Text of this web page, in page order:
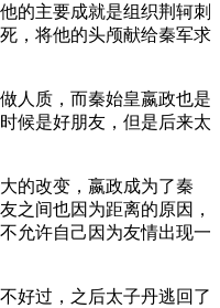
的主要成就是组织荆轲刺
，将他的头颅献给秦军求
人质，而秦始皇嬴政也是
候是好朋友，但是后来太
的改变，嬴政成为了秦
之间也因为距离的原因，
允许自己因为友情出现一
好过，之后太子丹逃回了